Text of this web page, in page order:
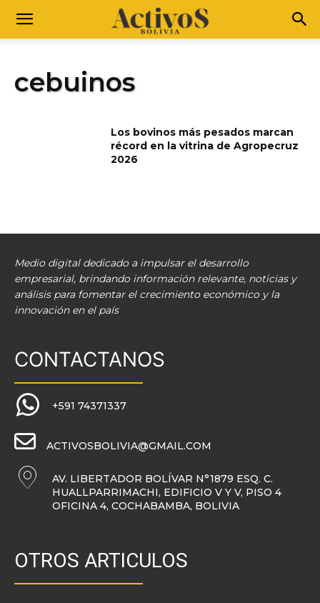
cebuinos
Los bovinos más pesados marcan
récord en la vitrina de Agropecruz
2026
Medio digital dedicado a impulsar el desarrollo
empresarial, brindando información relevante, noticias y
análisis para fomentar el crecimiento económico y la
innovación en el país
CONTACTANOS
+591 74371337
ACTIVOSBOLIVIA@GMAIL.COM
AV. LIBERTADOR BOLÍVAR N°1879 ESQ. C.
HUALLPARRIMACHI, EDIFICIO V Y V, PISO 4
OFICINA 4, COCHABAMBA, BOLIVIA
OTROS ARTICULOS